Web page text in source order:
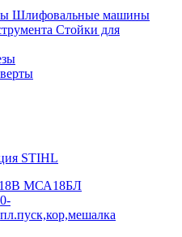
Шлифовальные машины
Стойки для